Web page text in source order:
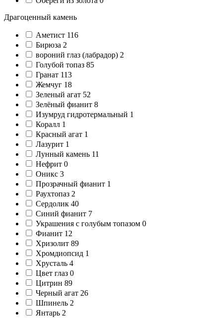
Драгоценный камень
Аметист 116
Бирюза 2
вороний глаз (лабрадор) 2
Голубой топаз 85
Гранат 113
Жемчуг 18
Зеленый агат 52
Зелёный фианит 8
Изумруд гидротермальный 1
Коралл 1
Красный агат 1
Лазурит 1
Лунный камень 11
Нефрит 0
Оникс 3
Прозрачный фианит 1
Раухтопаз 2
Сердолик 40
Синий фианит 7
Украшения с голубым топазом 0
Фианит 12
Хризолит 89
Хромдиопсид 1
Хрусталь 4
Цвет глаз 0
Цитрин 89
Черный агат 26
Шпинель 2
Янтарь 2